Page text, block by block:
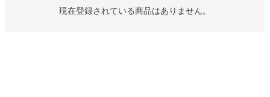
現在登録されている商品はありません。